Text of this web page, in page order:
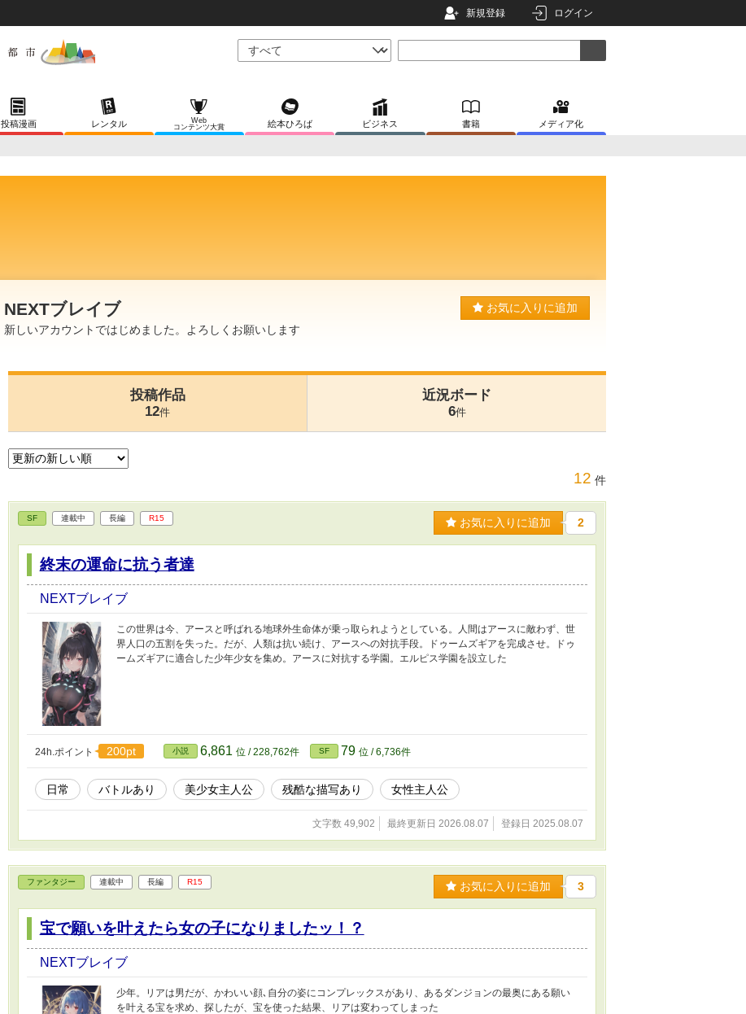
新規登録 ログイン
投稿漫画 レンタル
Web
コンテンツ大賞
絵本ひろば ビジネス 書籍 メディア化
NEXTブレイブ
新しいアカウントではじめました。よろしくお願いします
お気に入りに追加
投稿作品
12件
近況ボード
6件
12 件
SF 連載中 長編 R15 お気に入りに追加 2
終末の運命に抗う者達
NEXTブレイブ
この世界は今、アースと呼ばれる地球外生命体が乗っ取られようとしている。人間はアースに敵わず、世
界人口の五割を失った。だが、人類は抗い続け、アースへの対抗手段。ドゥームズギアを完成させ。ドゥ
ームズギアに適合した少年少女を集め。アースに対抗する学園。エルピス学園を設立した
24h.ポイント 200pt 小説 6,861 位 / 228,762件 SF 79 位 / 6,736件
日常 バトルあり 美少女主人公 残酷な描写あり 女性主人公
文字数 49,902 最終更新日 2026.08.07 登録日 2025.08.07
ファンタジー 連載中 長編 R15 お気に入りに追加 3
宝で願いを叶えたら女の子になりましたッ！？
NEXTブレイブ
少年。リアは男だが、かわいい顔､自分の姿にコンプレックスがあり、あるダンジョンの最奥にある願い
を叶える宝を求め、探したが、宝を使った結果、リアは変わってしまった